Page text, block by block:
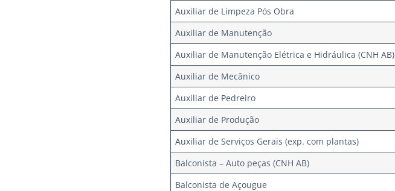
Auxiliar de Limpeza Pós Obra
Auxiliar de Manutenção
Auxiliar de Manutenção Elétrica e Hidráulica (CNH AB)
Auxiliar de Mecânico
Auxiliar de Pedreiro
Auxiliar de Produção
Auxiliar de Serviços Gerais (exp. com plantas)
Balconista – Auto peças (CNH AB)
Balconista de Açougue